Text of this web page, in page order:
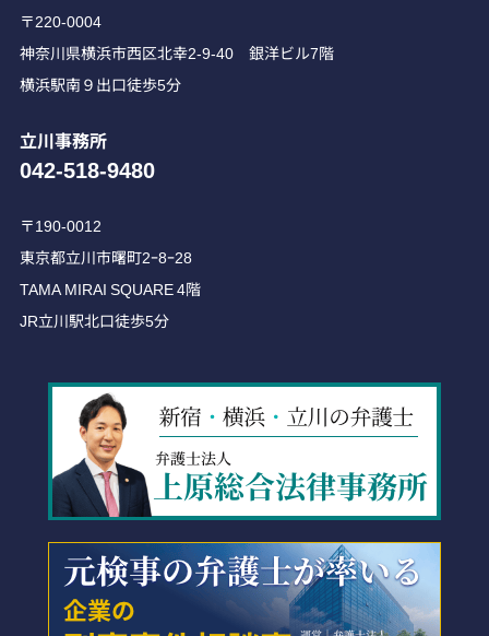
〒220-0004
神奈川県横浜市西区北幸2-9-40 銀洋ビル7階
横浜駅南９出口徒歩5分
立川事務所
042-518-9480
〒190-0012
東京都立川市曙町2ｰ8ｰ28
TAMA MIRAI SQUARE 4階
JR立川駅北口徒歩5分